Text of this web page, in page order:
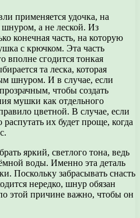
применяется удочка, на
шнуром, а не леской. Из
конечная часть, на которую
с крючком. Эта часть
вполне сгодится тонкая
та леска, которая
шнуром. И в случае, если
чтобы создать
мушки как отдельного
цветной. В случае, если
распутать их будет проще, когда
яркий, светлого тона, ведь
воды. Именно эта деталь
Поскольку забрасывать снасть
нередко, шнур обязан
этой причине важно, чтобы он